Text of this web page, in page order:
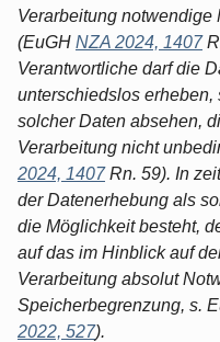
Verarbeitung
(EuGH NZA 2024, 1407
Verantwortliche darf die
unterschiedslos
solcher Daten absehen,
Verarbeitung nicht
2024, 1407Rn. 59). In
der Datenerhebung als
die Möglichkeit besteht,
auf das im Hinblick auf
Verarbeitung absolut
Speicherbegrenzung, s.
2022, 527).